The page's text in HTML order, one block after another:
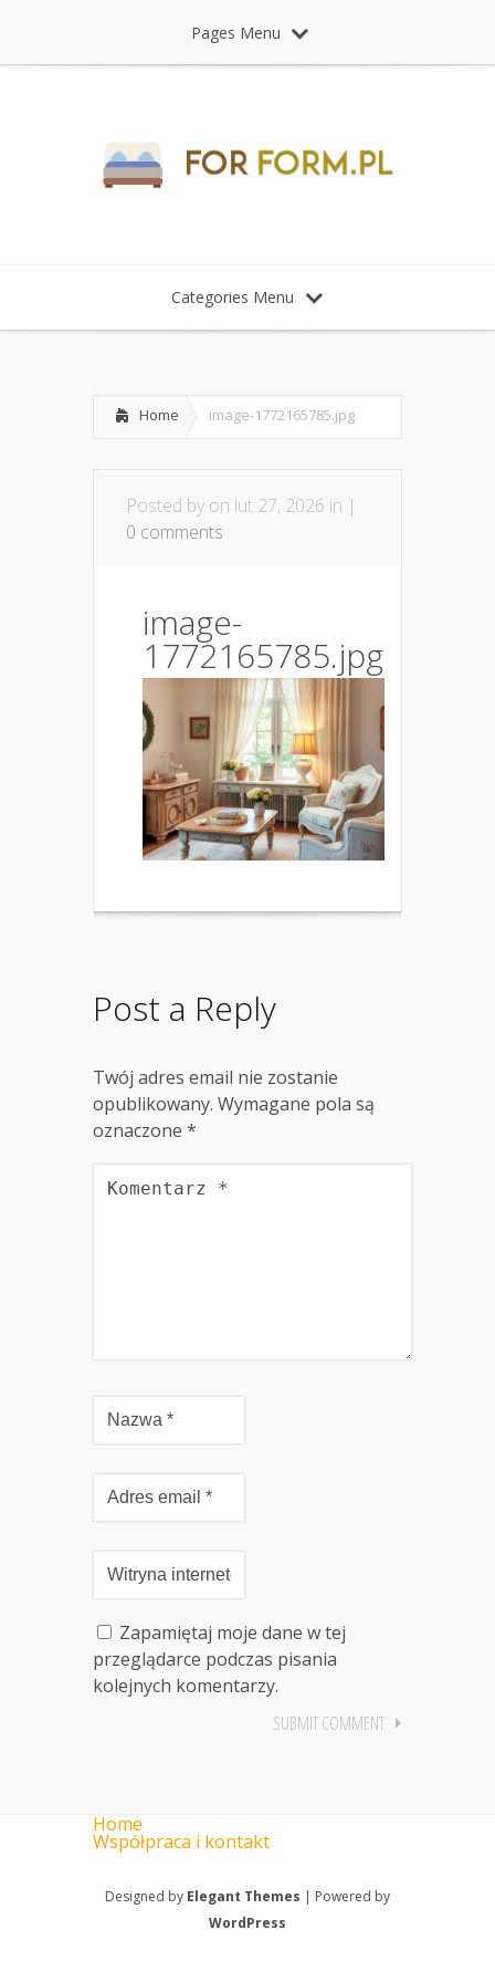
Pages Menu
Categories Menu
Home image-1772165785.jpg
Posted by on lut 27, 2026 in |
0 comments
image-
1772165785.jpg
Post a Reply
Twój adres email nie zostanie
opublikowany. Wymagane pola są
oznaczone *
Zapamiętaj moje dane w tej
przeglądarce podczas pisania
kolejnych komentarzy.
Home
Współpraca i kontakt
Designed by Elegant Themes | Powered by
WordPress